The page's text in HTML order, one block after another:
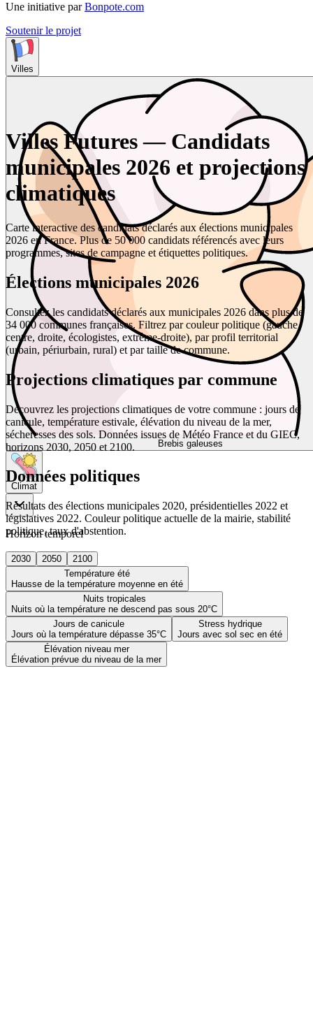
Une initiative par Bonpote.com
Soutenir le projet
Villes
Brebis galeuses
Climat
Horizon temporel
2030 2050
2100
Température été
Hausse de la température moyenne en été
Nuits tropicales
Nuits où la température ne descend pas sous 20°C
Jours de canicule
Jours où la température dépasse 35°C
Stress hydrique
Jours avec sol sec en été
Élévation niveau mer
Élévation prévue du niveau de la mer
Villes Futures — Candidats
municipales 2026 et projections
climatiques
Carte interactive des candidats déclarés aux élections municipales
2026 en France. Plus de 50 000 candidats référencés avec leurs
programmes, sites de campagne et étiquettes politiques.
Élections municipales 2026
Consultez les candidats déclarés aux municipales 2026 dans plus de
34 000 communes françaises. Filtrez par couleur politique (gauche,
centre, droite, écologistes, extrême-droite), par profil territorial
(urbain, périurbain, rural) et par taille de commune.
Projections climatiques par commune
Découvrez les projections climatiques de votre commune : jours de
canicule, température estivale, élévation du niveau de la mer,
sécheresses des sols. Données issues de Météo France et du GIEC,
horizons 2030, 2050 et 2100.
Données politiques
Résultats des élections municipales 2020, présidentielles 2022 et
législatives 2022. Couleur politique actuelle de la mairie, stabilité
politique, taux d'abstention.